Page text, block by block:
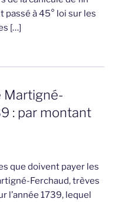
à 45° loi sur les
[…]
Martigné-
: par montant
que doivent payer les
Ferchaud, trèves
l’année 1739, lequel